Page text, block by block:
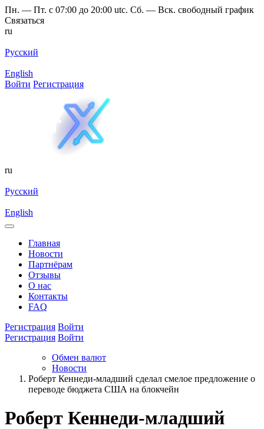
Пн. — Пт. с 07:00 до 20:00 utc. Сб. — Вск. свободный график
Связаться
ru
Русский
English
Войти Регистрация
ru
Русский
English
Главная
Новости
Партнёрам
Отзывы
О нас
Контакты
FAQ
Регистрация Войти
Регистрация Войти
Обмен валют
Новости
Роберт Кеннеди-младший сделал смелое предложение о
переводе бюджета США на блокчейн
Роберт Кеннеди-младший